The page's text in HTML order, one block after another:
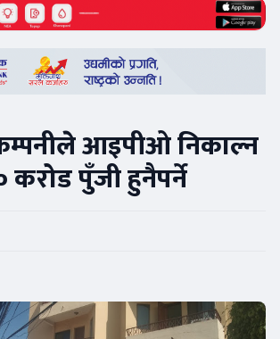
कम्पनीले आइपीओ निकाल्न
करोड पुँजी हुनैपर्ने